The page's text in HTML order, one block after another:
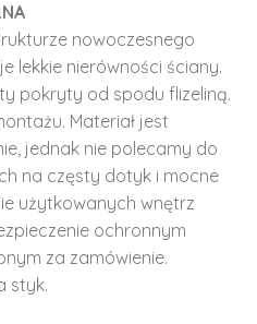
nowoczesnego
lekkie nierówności ściany.
pokryty od spodu flizeliną.
Materiał jest
jednak nie polecamy do
na częsty dotyk i mocne
użytkowanych wnętrz
ochronnym
za zamówienie.
styk.